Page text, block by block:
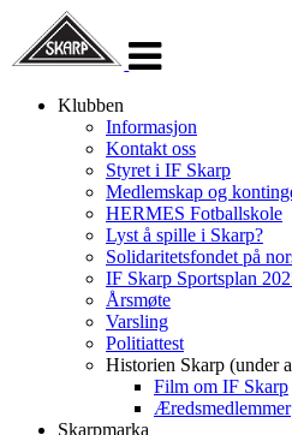
navigasjon
Klubben
Informasjon
Kontakt oss
Styret i IF Skarp
Medlemskap og
HERMES Fotballskole
Lyst å spille i Skarp?
Solidaritetsfondet på
IF Skarp Sportsplan
Årsmøte
Varsling
Politiattest
Historien Skarp (under
Film om IF Skarp
Æredsmedlemmer
Skarpmarka